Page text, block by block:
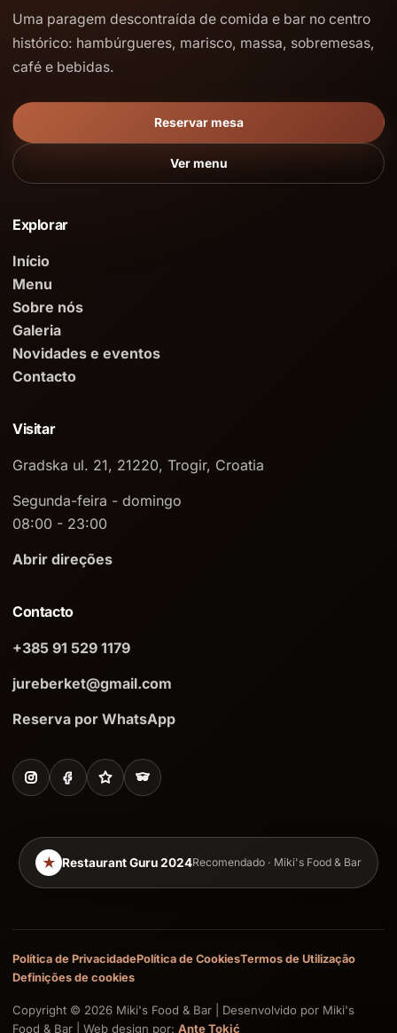
Uma paragem descontraída de comida e bar no centro
histórico: hambúrgueres, marisco, massa, sobremesas,
café e bebidas.
Reservar mesa
Ver menu
Explorar
Início
Menu
Sobre nós
Galeria
Novidades e eventos
Contacto
Visitar
Gradska ul. 21, 21220, Trogir, Croatia
Segunda-feira - domingo
08:00 - 23:00
Abrir direções
Contacto
+385 91 529 1179
jureberket@gmail.com
Reserva por WhatsApp
★ Restaurant Guru 2024Recomendado · Miki's Food & Bar
Política de PrivacidadePolítica de CookiesTermos de Utilização
Definições de cookies
Copyright © 2026 Miki's Food & Bar | Desenvolvido por Miki's
Food & Bar | Web design por: Ante Tokić